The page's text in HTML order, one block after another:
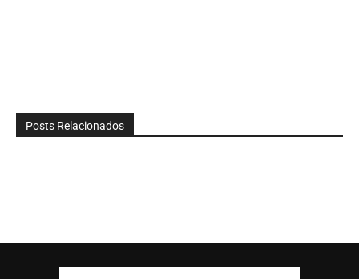
Posts Relacionados